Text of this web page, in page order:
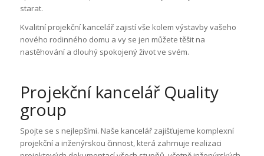
starat.
Kvalitní projekční kancelář zajistí vše kolem výstavby vašeho
nového rodinného domu a vy se jen můžete těšit na
nastěhování a dlouhý spokojený život ve svém.
Projekční kancelář Quality
group
Spojte se s nejlepšími. Naše kancelář zajišťujeme komplexní
projekční a inženýrskou činnost, která zahrnuje realizaci